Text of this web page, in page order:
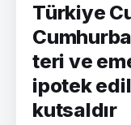
Türkiye
teri ve
ipotek
kutsaldır